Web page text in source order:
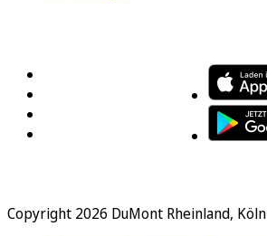
Copyright 2026 DuMont Rheinland, Köln